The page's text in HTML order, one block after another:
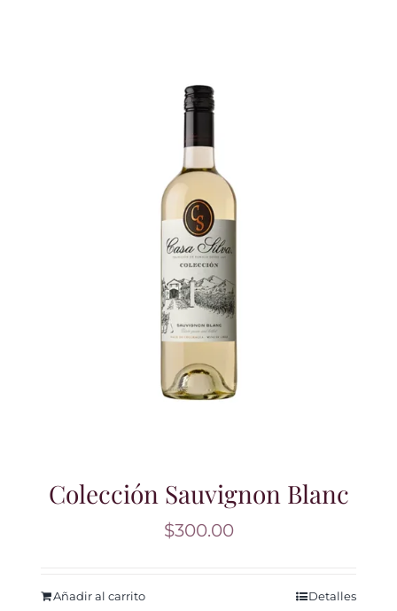
Colección Sauvignon Blanc
$300.00
Añadir al carrito Detalles